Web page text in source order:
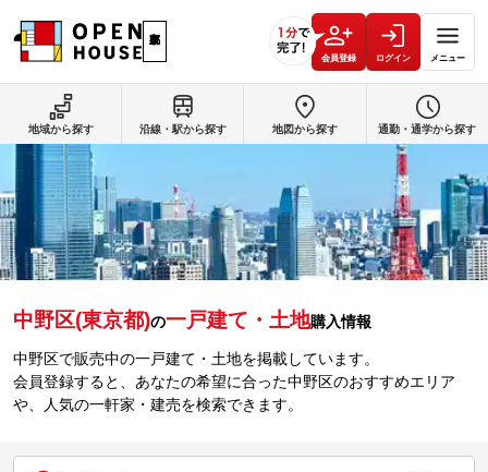
会員登録 ログイン メニュー
中野区(東京都)の一戸建て・土地購入情報
中野区で販売中の一戸建て・土地を掲載しています。
会員登録すると、あなたの希望に合った中野区のおすすめエリア
や、人気の一軒家・建売を検索できます。
地域から探す 沿線・駅から探す 地図から探す 通勤・通学から探す